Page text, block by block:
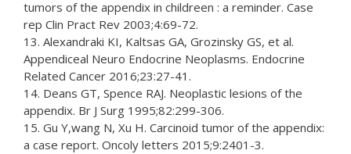
tumors of the appendix in childreen : a reminder. Case
rep Clin Pract Rev 2003;4:69-72.
13. Alexandraki KI, Kaltsas GA, Grozinsky GS, et al.
Appendiceal Neuro Endocrine Neoplasms. Endocrine
Related Cancer 2016;23:27-41.
14. Deans GT, Spence RAJ. Neoplastic lesions of the
appendix. Br J Surg 1995;82:299-306.
15. Gu Y,wang N, Xu H. Carcinoid tumor of the appendix:
a case report. Oncoly letters 2015;9:2401-3.